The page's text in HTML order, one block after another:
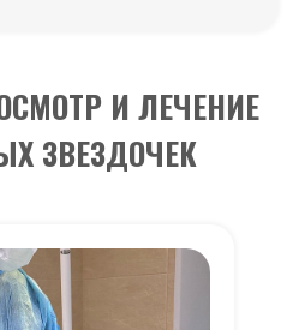
И ЛЕЧЕНИЕ
ЗВЕЗДОЧЕК